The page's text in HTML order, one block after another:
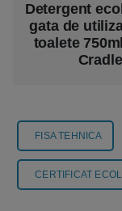
Detergent
gata de
toalete
FISA TEHNICA
CERTIFICAT